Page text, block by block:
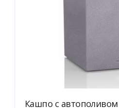
Кашпо с автополивом